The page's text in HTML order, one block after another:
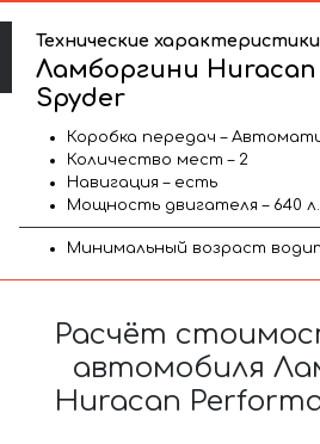
Технические характеристики
Ламборгини
Spyder
Коробка передач –
Количество мест – 2
Навигация – есть
Мощность двигателя – 640 л.
Минимальный возраст
Расчёт
автомобиля
Huracan